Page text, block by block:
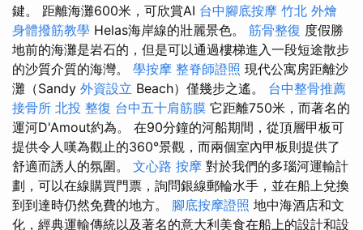
鍵。 距離海灘600米，可欣賞AI 台中腳底按摩 竹北 外燴
身體撥筋教學 Helas海岸線的壯麗景色。 筋骨整復 度假勝
地前的海灘是岩石的，但是可以通過樓梯進入一段短途散步
的沙質介質的海灣。 學按摩 整脊師證照 現代公寓房距離沙
灘（Sandy 外資設立 Beach）僅幾步之遙。 台中整骨推薦
接骨所 北投 整復 台中五十肩筋膜 它距離750米，而著名的
運河D'Amout約為。 在90分鐘的河船期間，從頂層甲板可
提供令人嘆為觀止的360°景觀，而兩個室內甲板則提供了
舒適而誘人的氛圍。 文心路 按摩 對於我們的多瑙河運輸計
劃，可以在線購買門票，詢問銀線郵輪水手，並在船上兌換
到到達時仍然免費的地方。 腳底按摩證照 地中海酒店和文
化，經典運輸傳統以及著名的意大利美食在船上的設計和設